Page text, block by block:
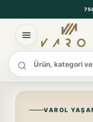
Ürün ara
VAROL